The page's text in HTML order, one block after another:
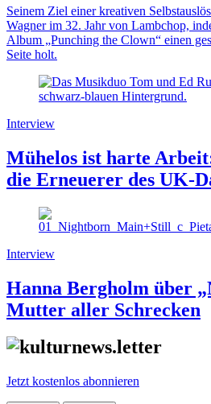
Seinem Ziel einer kreativen
Wagner im 32. Jahr von Lambchop,
Album „Punching the Clown“ einen
Seite holt.
Interview
Mühelos ist harte
die Erneuerer des UK-
Interview
Hanna Bergholm über
Mutter aller Schrecken
Jetzt kostenlos abonnieren